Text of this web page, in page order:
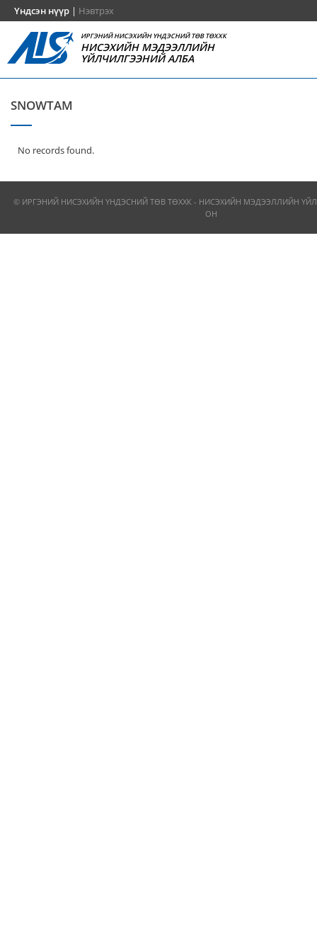
Үндсэн нүүр | Нэвтрэх
ИРГЭНИЙ НИСЭХИЙН ҮНДЭСНИЙ ТӨВ ТӨХХК
НИСЭХИЙН МЭДЭЭЛЛИЙН
ҮЙЛЧИЛГЭЭНИЙ АЛБА
SNOWTAM
No records found.
© ИРГЭНИЙ НИСЭХИЙН ҮНДЭСНИЙ ТӨВ ТӨХХК - НИСЭХИЙН МЭДЭЭЛЛИЙН
ОН